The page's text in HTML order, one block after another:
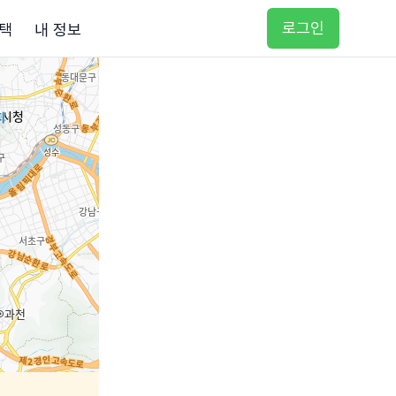
내 정보 로그인